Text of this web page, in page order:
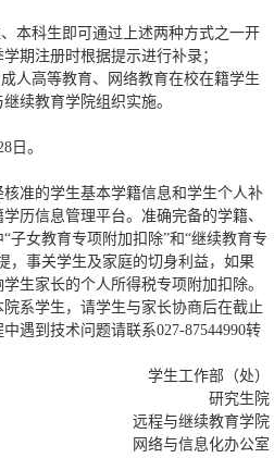
本科生即可通过上述两种方式之一开
期注册时根据提示进行补录；
人高等教育、网络教育在校在籍学生
续教育学院组织实施。
日。
准的学生基本学籍信息和学生个人补
历信息管理平台。准确完备的学籍、
子女教育专项附加扣除”和“继续教育专
，事关学生及家庭的切身利益，如果
生家长的个人所得税专项附加扣除。
系学生，请学生与家长协商后在截止
遇到技术问题请联系027-87544990转
部（处）
生院
续教育学院
息化办公室